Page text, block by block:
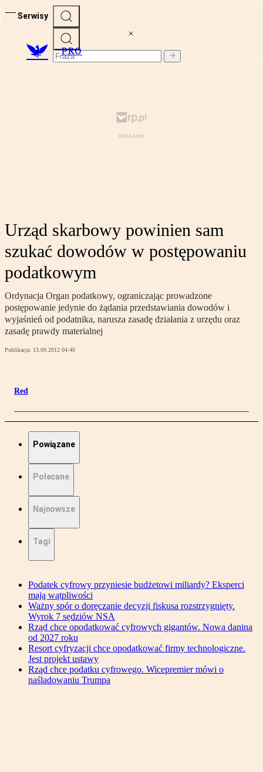
Serwisy
PRO
Urząd skarbowy powinien sam
szukać dowodów w postępowaniu
podatkowym
Ordynacja Organ podatkowy, ograniczając prowadzone
postępowanie jedynie do żądania przedstawiania dowodów i
wyjaśnień od podatnika, narusza zasadę działania z urzędu oraz
zasadę prawdy materialnej
Publikacja: 13.09.2012 04:40
Red
Powiązane
Polecane
Najnowsze
Tagi
Podatek cyfrowy przyniesie budżetowi miliardy? Eksperci
mają wątpliwości
Ważny spór o doręczanie decyzji fiskusa rozstrzygnięty.
Wyrok 7 sędziów NSA
Rząd chce opodatkować cyfrowych gigantów. Nowa danina
od 2027 roku
Resort cyfryzacji chce opodatkować firmy technologiczne.
Jest projekt ustawy
Rząd chce podatku cyfrowego. Wicepremier mówi o
naśladowaniu Trumpa